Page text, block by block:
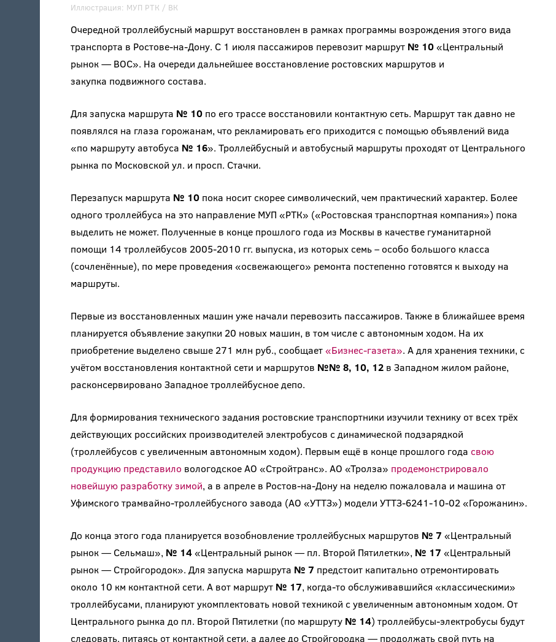
Иллюстрация: МУП РТК / ВК
Очередной троллейбусный маршрут восстановлен в рамках программы возрождения этого вида
транспорта в Ростове-на-Дону. С 1 июля пассажиров перевозит маршрут № 10«Центральный
рынок — ВОС». На очереди дальнейшее восстановление ростовских маршрутов и
закупка подвижного состава.
Для запуска маршрута № 10по его трассе восстановили контактную сеть. Маршрут так давно не
появлялся на глаза горожанам, что рекламировать его приходится с помощью объявлений вида
«по маршруту автобуса № 16». Троллейбусный и автобусный маршруты проходят от Центрального
рынка по Московской ул. и просп. Стачки.
Перезапуск маршрута № 10пока носит скорее символический, чем практический характер. Более
одного троллейбуса на это направление МУП «РТК» («Ростовская транспортная компания») пока
выделить не может. Полученные в конце прошлого года из Москвы в качестве гуманитарной
помощи 14 троллейбусов 2005-2010 гг. выпуска, из которых семь – особо большого класса
(сочленённые), по мере проведения «освежающего» ремонта постепенно готовятся к выходу на
маршруты.
Первые из восстановленных машин уже начали перевозить пассажиров. Также в ближайшее время
планируется объявление закупки 20 новых машин, в том числе с автономным ходом. На их
приобретение выделено свыше 271 млн руб., сообщает«Бизнес-газета». А для хранения техники, с
учётом восстановления контактной сети и маршрутов №№ 8, 10, 12в Западном жилом районе,
расконсервировано Западное троллейбусное депо.
Для формирования технического задания ростовские транспортники изучили технику от всех трёх
действующих российских производителей электробусов с динамической подзарядкой
(троллейбусов с увеличенным автономным ходом). Первым ещё в конце прошлого года свою
продукцию представило вологодское АО «Стройтранс». АО «Тролза» продемонстрировало
новейшую разработку зимой, а в апреле в Ростов-на-Дону на неделю пожаловала и машина от
Уфимского трамвайно-троллейбусного завода (АО «УТТЗ») модели УТТЗ-6241-10-02 «Горожанин».
До конца этого года планируется возобновление троллейбусных маршрутов № 7 «Центральный
рынок — Сельмаш», № 14«Центральный рынок — пл. Второй Пятилетки», № 17 «Центральный
рынок — Стройгородок». Для запуска маршрута № 7 предстоит капитально отремонтировать
около 10 км контактной сети. А вот маршрут № 17, когда-то обслуживавшийся «классическими»
троллейбусами, планируют укомплектовать новой техникой с увеличенным автономным ходом. От
Центрального рынка до пл. Второй Пятилетки (по маршруту № 14) троллейбусы-электробусы будут
следовать, питаясь от контактной сети, а далее до Стройгородка — продолжать свой путь на